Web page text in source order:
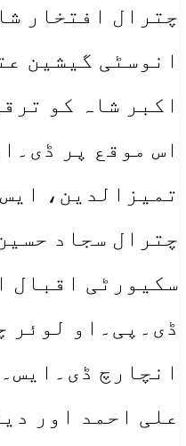
چترال افتخار
انوسٹی گیشین
اکبر شاہ کو
اس موقع پر
تمیزالدین،
چترال سجاد
سکیورٹی اقبال
ڈی۔پی۔او لوئر
انچارچ
علی احمد اور